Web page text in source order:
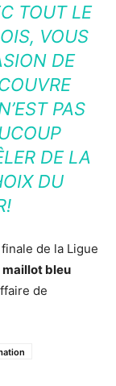
TOUT LE
VOUS
DE
PAS
DE LA
DU
de la Ligue
maillot bleu
de